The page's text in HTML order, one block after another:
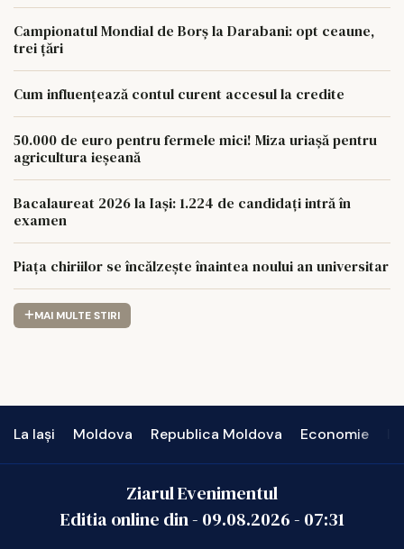
Campionatul Mondial de Borș la Darabani: opt ceaune,
trei țări
Cum influențează contul curent accesul la credite
50.000 de euro pentru fermele mici! Miza uriașă pentru
agricultura ieșeană
Bacalaureat 2026 la Iași: 1.224 de candidați intră în
examen
Piața chiriilor se încălzește înaintea noului an universitar
MAI MULTE STIRI
La Iași Moldova Republica Moldova Economie
Ziarul Evenimentul
Editia online din - 09.08.2026- 07:31